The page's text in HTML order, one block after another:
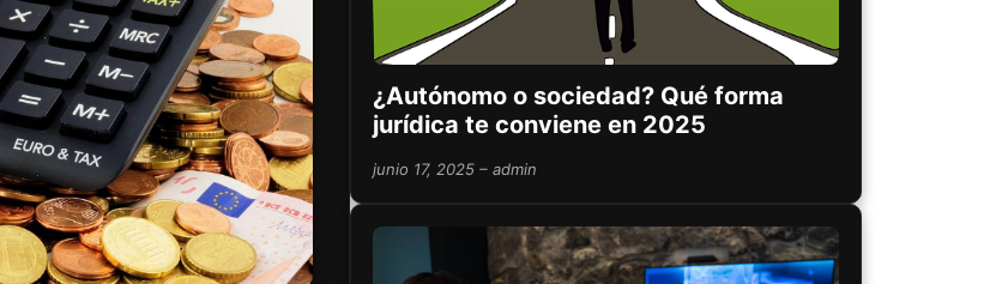
¿Autónomo o sociedad? Qué forma
jurídica te conviene en 2025
junio 17, 2025 – admin